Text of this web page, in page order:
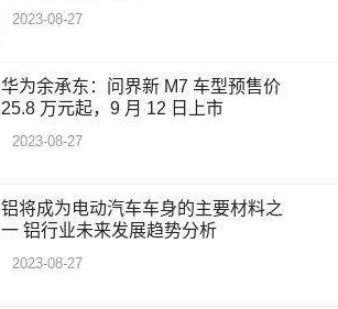
2023-08-27
华为余承东：问界新 M7 车型预售价
25.8 万元起，9 月 12 日上市
2023-08-27
铝将成为电动汽车车身的主要材料之
一 铝行业未来发展趋势分析
2023-08-27